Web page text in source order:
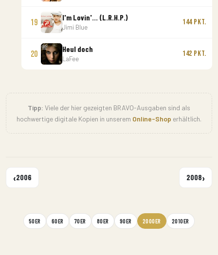
19
I'm Lovin'... (L.R.H.P.)
Jimi Blue
144 Pkt.
20
Heul doch
LaFee
142 Pkt.
Tipp: Viele der hier gezeigten BRAVO-Ausgaben sind als
hochwertige digitale Kopien in unserem Online-Shop erhältlich.
‹2006 2008›
50ER 60ER 70ER 80ER 90ER 2000ER 2010ER